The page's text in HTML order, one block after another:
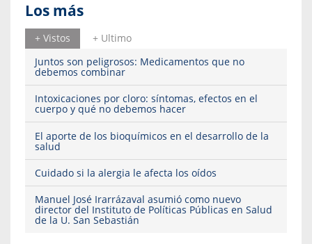
Los más
+ Vistos
+ Ultimo
Juntos son peligrosos: Medicamentos que no
debemos combinar
Intoxicaciones por cloro: síntomas, efectos en el
cuerpo y qué no debemos hacer
El aporte de los bioquímicos en el desarrollo de la
salud
Cuidado si la alergia le afecta los oídos
Manuel José Irarrázaval asumió como nuevo
director del Instituto de Políticas Públicas en Salud
de la U. San Sebastián